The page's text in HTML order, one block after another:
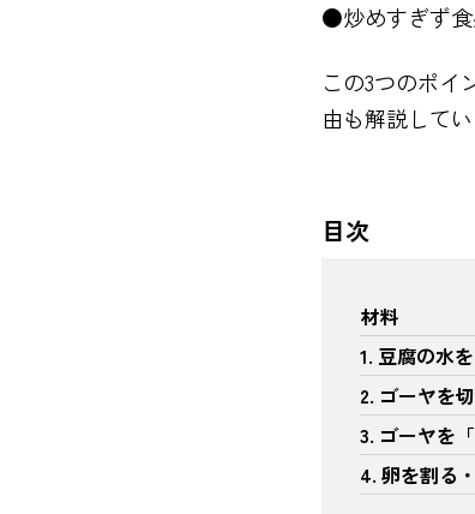
●炒めすぎず
この3つのポイ
由も解説してい
目次
材料
1. 豆腐の水
2. ゴーヤを
3. ゴーヤを
4. 卵を割る